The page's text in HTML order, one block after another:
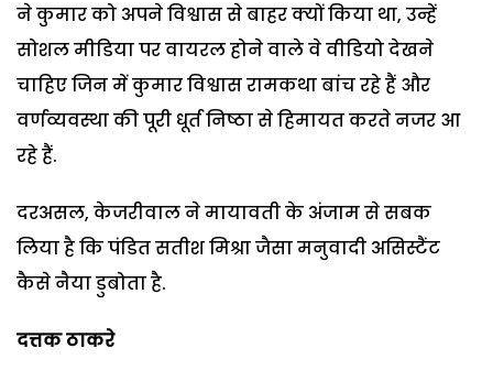
ने कुमार को अपने विश्वास से बाहर क्यों किया था, उन्हें
सोशल मीडिया पर वायरल होने वाले वे वीडियो देखने
चाहिए जिन में कुमार विश्वास रामकथा बांच रहे हैं और
वर्णव्यवस्था की पूरी धूर्त निष्ठा से हिमायत करते नजर आ
रहे हैं.
दरअसल, केजरीवाल ने मायावती के अंजाम से सबक
लिया है कि पंडित सतीश मिश्रा जैसा मनुवादी असिस्टैंट
कैसे नैया डुबोता है.
दत्तक ठाकरे